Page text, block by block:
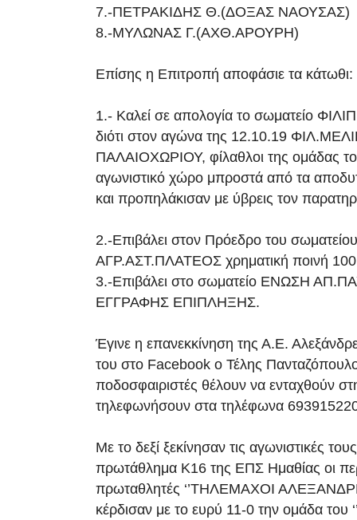
7.-ΠΕΤΡΑΚΙΔΗΣ Θ.(ΔΟΞΑΣ ΝΑΟΥΣΑΣ)
8.-ΜΥΛΩΝΑΣ Γ.(ΑΧΘ.ΑΡΟΥΡΗ)
Επίσης η Επιτροπή αποφάσιε τα κάτωθι:
1.- Καλεί σε απολογία το σωματείο
διότι στον αγώνα της 12.10.19
ΠΑΛΑΙΟΧΩΡΙΟΥ, φίλαθλοι της ομάδας
αγωνιστικό χώρο μπροστά από τα
και προπηλάκισαν με ύβρεις τον
2.-Επιβάλει στον Πρόεδρο του σωματείου
ΑΓΡ.ΑΣΤ.ΠΛΑΤΕΟΣ χρηματική ποινή
3.-Επιβάλει στο σωματείο ΕΝΩΣΗ
ΕΓΓΡΑΦΗΣ ΕΠΙΠΛΗΞΗΣ.
Έγινε η επανεκκίνηση της Α.Ε.
του στο Facebook ο Τέλης
ποδοσφαιριστές θέλουν να ενταχθούν
τηλεφωνήσουν στα τηλέφωνα
Με το δεξί ξεκίνησαν τις αγωνιστικές
πρωτάθλημα Κ16 της ΕΠΣ Ημαθίας οι
πρωταθλητές ‘’ΤΗΛΕΜΑΧΟΙ
κέρδισαν με το ευρύ 11-0 την ομάδα